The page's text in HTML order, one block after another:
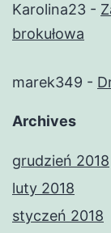
Karolina23 -
brokułowa
marek349 -
Archives
grudzień 2018
luty 2018
styczeń 2018